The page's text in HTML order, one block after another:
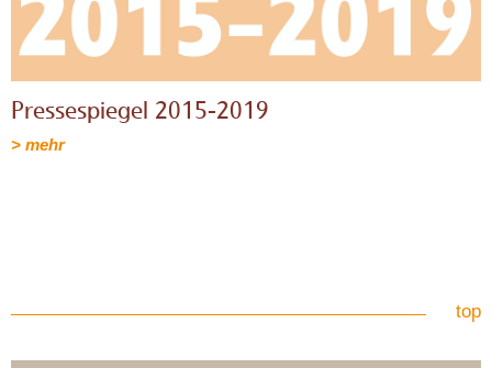
Pressespiegel 2015-2019
> mehr
top